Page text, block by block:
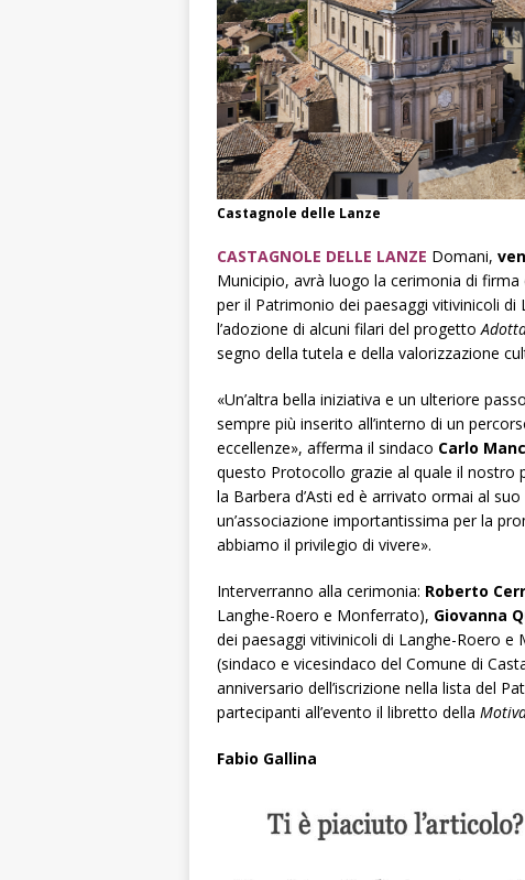
Castagnole delle Lanze
CASTAGNOLE DELLE LANZE Domani,
Municipio, avrà luogo la cerimonia di firma
per il Patrimonio dei paesaggi vitivinicoli
l’adozione di alcuni filari del progetto
segno della tutela e della valorizzazione
«Un’altra bella iniziativa e un ulteriore
sempre più inserito all’interno di un
eccellenze», afferma il sindaco Carlo
questo Protocollo grazie al quale il
la Barbera d’Asti ed è arrivato ormai al
un’associazione importantissima per la
abbiamo il privilegio di vivere».
Interverranno alla cerimonia: Roberto
Langhe-Roero e Monferrato), Giovanna
dei paesaggi vitivinicoli di Langhe-Roero e
(sindaco e vicesindaco del Comune di
anniversario dell’iscrizione nella lista del
partecipanti all’evento il libretto della
Fabio Gallina